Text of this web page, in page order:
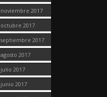
noviembre 2017
octubre 2017
septiembre 2017
agosto 2017
julio 2017
junio 2017